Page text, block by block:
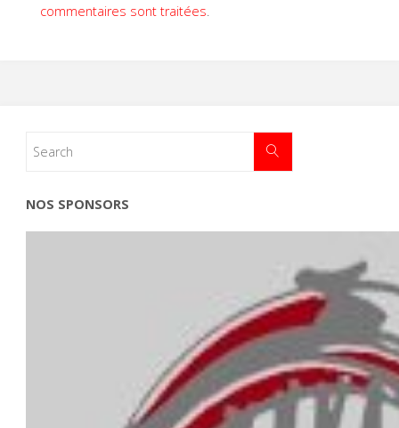
commentaires sont traitées.
NOS SPONSORS